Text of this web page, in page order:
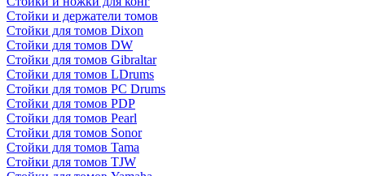
Стойки и держатели томов
Стойки для томов Dixon
Стойки для томов DW
Стойки для томов Gibraltar
Стойки для томов LDrums
Стойки для томов PC Drums
Стойки для томов PDP
Стойки для томов Pearl
Стойки для томов Sonor
Стойки для томов Tama
Стойки для томов TJW